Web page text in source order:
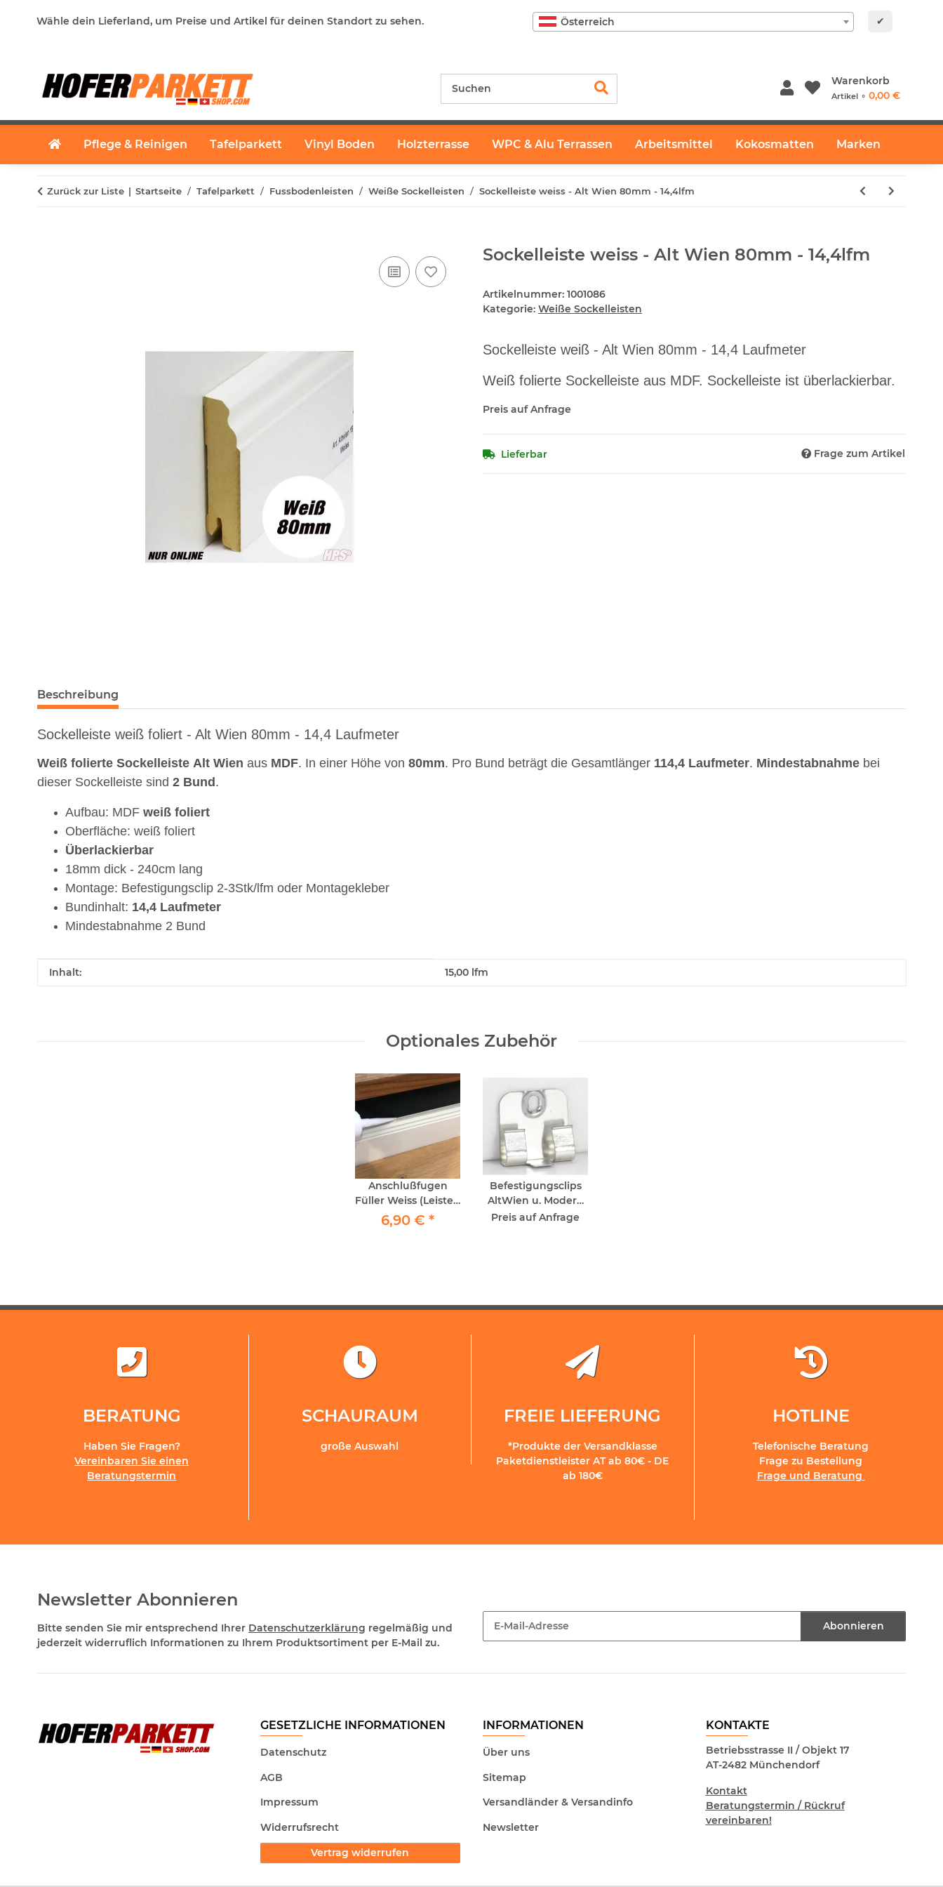
Wähle dein Lieferland, um Preise und Artikel für deinen Standort zu sehen. Österreich ✔
Warenkorb
Artikel ⚬ 0,00 €
Pflege & Reinigen Tafelparkett Vinyl Boden Holzterrasse WPC & Alu Terrassen Arbeitsmittel Kokosmatten Marken
Zurück zur Liste Startseite Tafelparkett Fussbodenleisten Weiße Sockelleisten Sockelleiste weiss - Alt Wien 80mm - 14,4lfm
Sockelleiste weiss - Alt Wien 80mm - 14,4lfm
Artikelnummer: 1001086
Kategorie: Weiße Sockelleisten
Sockelleiste weiß - Alt Wien 80mm - 14,4 Laufmeter
Weiß folierte Sockelleiste aus MDF. Sockelleiste ist überlackierbar.
Preis auf Anfrage
Lieferbar Frage zum Artikel
Beschreibung
Sockelleiste weiß foliert - Alt Wien 80mm - 14,4 Laufmeter
Weiß folierte Sockelleiste Alt Wien aus MDF. In einer Höhe von 80mm. Pro Bund beträgt die Gesamtlänger 114,4 Laufmeter. Mindestabnahme bei
dieser Sockelleiste sind 2 Bund .
Aufbau: MDF weiß foliert
Oberfläche: weiß foliert
Überlackierbar
18mm dick - 240cm lang
Montage: Befestigungsclip 2-3Stk/lfm oder Montagekleber
Bundinhalt: 14,4 Laufmeter
Mindestabnahme 2 Bund
Produkteigenschaft
Wert
Inhalt: 15,00 lfm
Optionales Zubehör
Anschlußfugen
Füller Weiss (Leiste--
>Wand) -
Fugenmasse -
6,90 € *
Befestigungsclips
AltWien u. Modern
50Stück
Preis auf Anfrage
BERATUNG
Haben Sie Fragen?
Vereinbaren Sie einen
Beratungstermin
SCHAURAUM
große Auswahl
FREIE LIEFERUNG
*Produkte der Versandklasse
Paketdienstleister AT ab 80€ - DE
ab 180€
HOTLINE
Telefonische Beratung
Frage zu Bestellung
Frage und Beratung
Newsletter Abonnieren
Bitte senden Sie mir entsprechend Ihrer Datenschutzerklärung regelmäßig und
jederzeit widerruflich Informationen zu Ihrem Produktsortiment per E-Mail zu.
Abonnieren
GESETZLICHE INFORMATIONEN
Datenschutz
AGB
Impressum
Widerrufsrecht
Vertrag widerrufen
INFORMATIONEN
Über uns
Sitemap
Versandländer & Versandinfo
Newsletter
KONTAKTE
Betriebsstrasse II / Objekt 17
AT-2482 Münchendorf
Kontakt
Beratungstermin / Rückruf
vereinbaren!